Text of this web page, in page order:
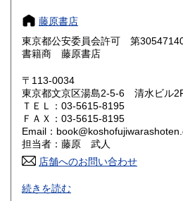
奈良県
鳥取県 300円
岡山県
山口県 300円
香川県 300円
高知県 300円
佐賀県
藤原書店
東京都公安委員会許可 第
書籍商 藤原書店
〒113-0034
東京都文京区湯島2-5-6 清水ビル
ＴＥＬ：03-5615-8195
ＦＡＸ：03-5615-8195
Email：
担当者：藤原 武人
店舗へのお問い合わせ
【通信販売専門 (ご来店不可)】 の古
※大変申し訳ございませんが、店頭
続きを読む